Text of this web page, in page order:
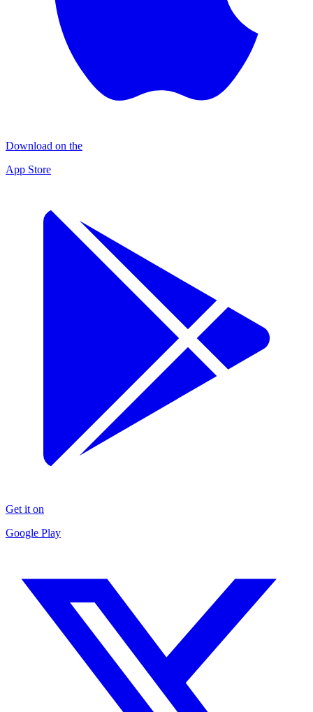
Download on the
App Store
Get it on
Google Play